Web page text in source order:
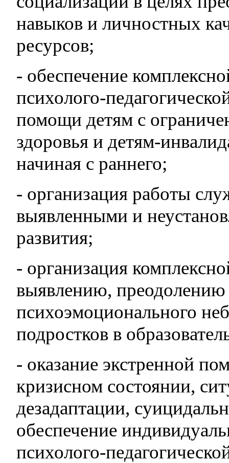
навыков и личностных
ресурсов;
- обеспечение
психолого-
помощи детям с
здоровья и детям-
начиная с раннего;
- организация работы
выявленными и
развития;
- организация
выявлению, преодолению
психоэмоционального
подростков в
- оказание экстренной
кризисном состоянии,
дезадаптации,
обеспечение
психолого-